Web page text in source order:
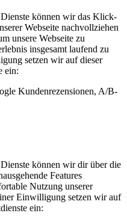
können wir das Klick-
Webseite nachvollziehen
unsere Webseite zu
insgesamt laufend zu
setzen wir auf dieser
ein:
Kundenrezensionen, A/B-
können wir dir über die
Features
Nutzung unserer
Einwilligung setzen wir auf
ein: